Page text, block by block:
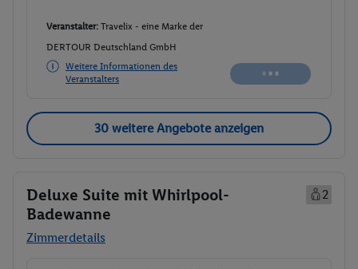
Veranstalter: Travelix - eine Marke der
DERTOUR Deutschland GmbH
Weitere Informationen des
Veranstalters
30 weitere Angebote anzeigen
Deluxe Suite mit Whirlpool-
Badewanne
2
Zimmerdetails